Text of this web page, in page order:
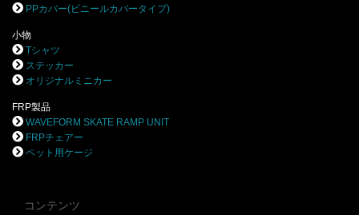
PPカバー(ビニールカバータイプ)
小物
Tシャツ
ステッカー
オリジナルミニカー
FRP製品
WAVEFORM SKATE RAMP UNIT
FRPチェアー
ペット用ケージ
コンテンツ